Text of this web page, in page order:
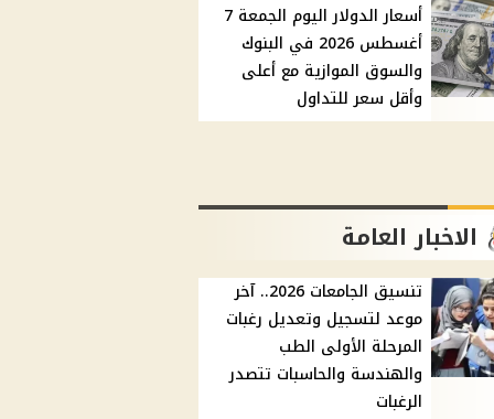
أسعار الدولار اليوم الجمعة 7
أغسطس 2026 في البنوك
والسوق الموازية مع أعلى
وأقل سعر للتداول
الاخبار العامة
تنسيق الجامعات 2026.. آخر
موعد لتسجيل وتعديل رغبات
المرحلة الأولى الطب
والهندسة والحاسبات تتصدر
الرغبات